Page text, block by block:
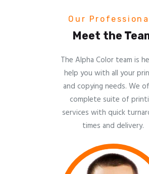
Our
Meet the
The Alpha Color team is
help you with all your
and copying needs. We
complete suite of
services with quick
times and delivery.